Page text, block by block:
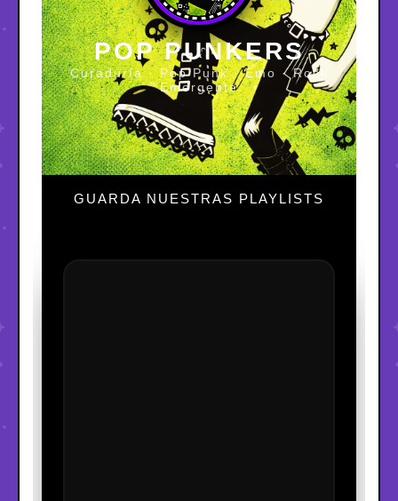
POP PUNKERS
Curaduría · Pop Punk · Emo · Rock
Emergente
GUARDA NUESTRAS PLAYLISTS